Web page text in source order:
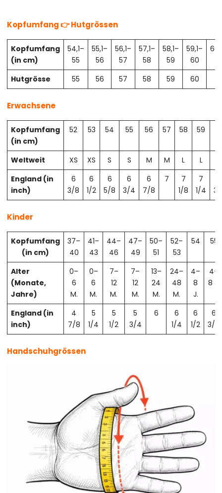
Kopfumfang 👉 Hutgrössen
Kopfumfang
(in cm)
54,1–
55
55,1–
56
56,1–
57
57,1–
58
58,1–
59
59,1–
60
Hutgrösse
55 56 57 58 59 60
Erwachsene
Kopfumfang
(in cm)
52 53 54 55 56 57 58 59
Weltweit XS XS S S M M L L
England (in
inch)
6
3/8
6
1/2
6
5/8
6
3/4
6
7/8
7
7
1/8
7
1/4
Kinder
Kopfumfang
(in cm)
37–
40
41–
43
44–
46
47–
49
50–
51
52–
53
54 55
Alter
(Monate,
Jahre)
0–
6
M.
0–
6
M.
7–
12
M.
7–
12
M.
13–
24
M.
24–
48
M.
4–
8
J.
4–
8 J.
England (in
inch)
4
7/8
5
1/4
5
1/2
5
3/4
6
6
1/4
6
1/2
6
3/4
Handschuhgrössen